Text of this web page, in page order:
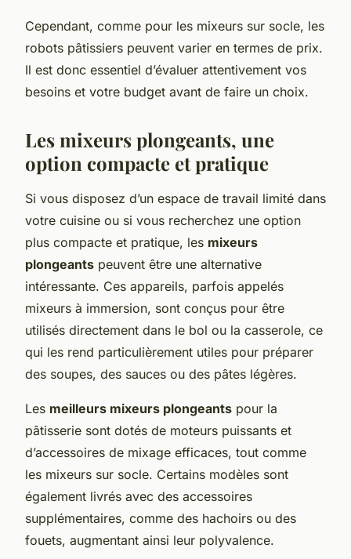
Cependant, comme pour les mixeurs sur socle, les
robots pâtissiers peuvent varier en termes de prix.
Il est donc essentiel d’évaluer attentivement vos
besoins et votre budget avant de faire un choix.
Les mixeurs plongeants, une
option compacte et pratique
Si vous disposez d’un espace de travail limité dans
votre cuisine ou si vous recherchez une option
plus compacte et pratique, les mixeurs
plongeants peuvent être une alternative
intéressante. Ces appareils, parfois appelés
mixeurs à immersion, sont conçus pour être
utilisés directement dans le bol ou la casserole, ce
qui les rend particulièrement utiles pour préparer
des soupes, des sauces ou des pâtes légères.
Les meilleurs mixeurs plongeants pour la
pâtisserie sont dotés de moteurs puissants et
d’accessoires de mixage efficaces, tout comme
les mixeurs sur socle. Certains modèles sont
également livrés avec des accessoires
supplémentaires, comme des hachoirs ou des
fouets, augmentant ainsi leur polyvalence.